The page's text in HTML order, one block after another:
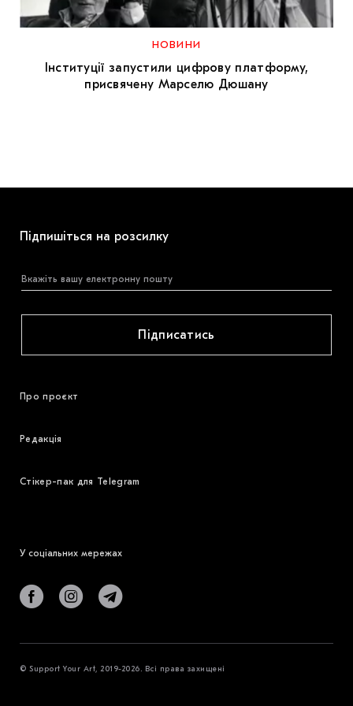
МАРІУПОЛЬСЬКІ МАРГІНАЛІЇ
ДОСЛІДНИЦЬКА ПЛАТФОРМА
ЗАПАЛЕННЯ
НОВИНИ
Інституції запустили цифрову платформу,
присвячену Марселю Дюшану
Підпишіться на розсилку
Підписатись
Про проєкт
Редакція
Стікер-пак для Telegram
У соціальних мережах
© Support Your Art, 2019-2026. Всі права захищені